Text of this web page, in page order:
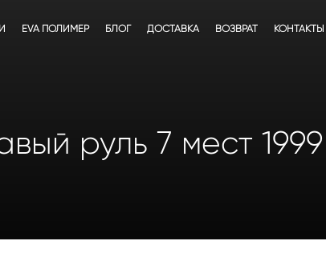
EVA ПОЛИМЕР БЛОГ ДОСТАВКА ВОЗВРАТ КОНТАКТЫ
руль 7 мест